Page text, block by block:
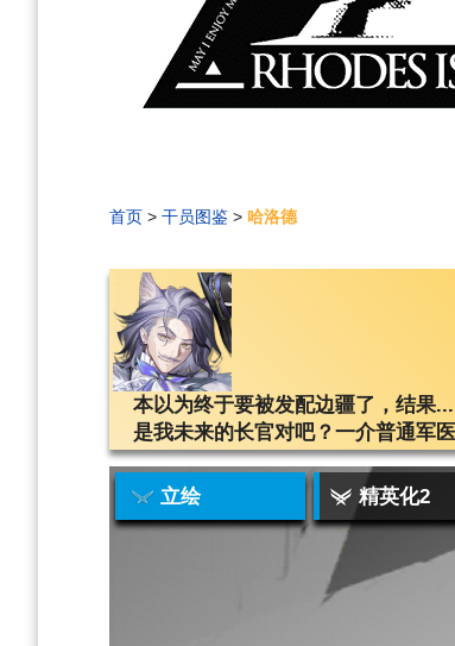
首页 > 干员图鉴 > 哈洛德
本以为终于要被发配边疆了，结果
是我未来的长官对吧？一介普通军医
立绘 精英化2